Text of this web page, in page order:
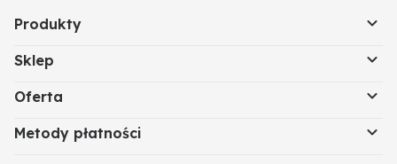
Produkty
Sklep
Oferta
Metody płatności